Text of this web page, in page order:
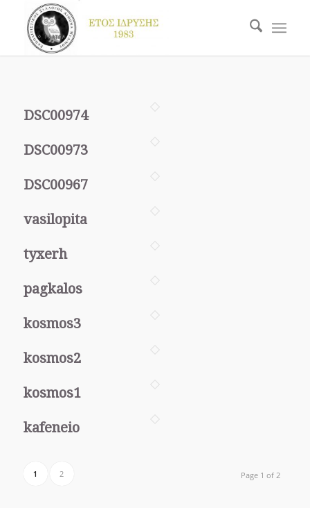
DSC00974
DSC00973
DSC00967
vasilopita
tyxerh
pagkalos
kosmos3
kosmos2
kosmos1
kafeneio
Page 1 of 2
1 2